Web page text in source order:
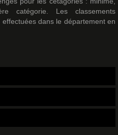
catégorie. Les classements
dans le département en